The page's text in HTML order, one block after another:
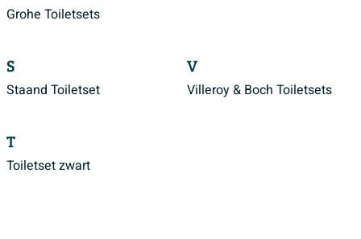
Grohe Toiletsets
S
Staand Toiletset
T
Toiletset zwart
V
Villeroy & Boch Toiletsets